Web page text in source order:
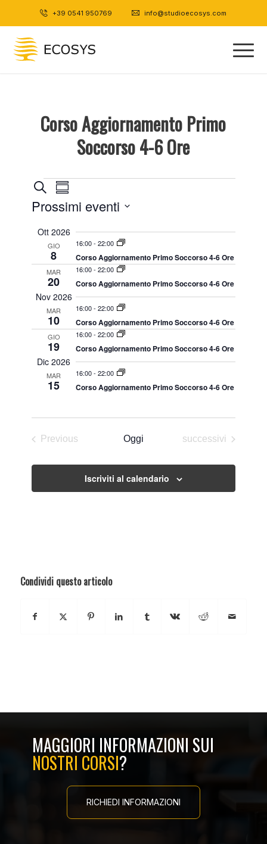
+39 0541 950769 info@studioecosys.com
Corso Aggiornamento Primo
Soccorso 4-6 Ore
Eventi
Eventi
Ricerca
viste
Navigazione
CercaEvento
Viste
Navigazione
Sommario
Prossimi eventi
date.
Ott 2026
GIO
8
16:00-22:00
Corso Aggiornamento Primo Soccorso 4-6 Ore
MAR
20
16:00-22:00
Corso Aggiornamento Primo Soccorso 4-6 Ore
Nov 2026
MAR
10
16:00-22:00
Corso Aggiornamento Primo Soccorso 4-6 Ore
GIO
19
16:00-22:00
Corso Aggiornamento Primo Soccorso 4-6 Ore
Dic 2026
MAR
15
16:00-22:00
Corso Aggiornamento Primo Soccorso 4-6 Ore
Previous
Oggi Eventi
successivi
Iscriviti al calendario
Condividi questo articolo
MAGGIORI INFORMAZIONI SUI
NOSTRI CORSI?
RICHIEDI INFORMAZIONI